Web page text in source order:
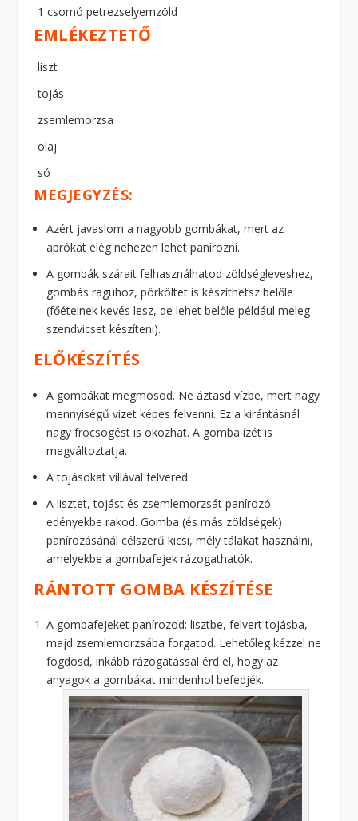
1 csomó petrezselyemzöld
EMLÉKEZTETŐ
liszt
tojás
zsemlemorzsa
olaj
só
MEGJEGYZÉS:
Azért javaslom a nagyobb gombákat, mert az
aprókat elég nehezen lehet panírozni.
A gombák szárait felhasználhatod zöldségleveshez,
gombás raguhoz, pörköltet is készíthetsz belőle
(főételnek kevés lesz, de lehet belőle például meleg
szendvicset készíteni).
ELŐKÉSZÍTÉS
A gombákat megmosod. Ne áztasd vízbe, mert nagy
mennyiségű vizet képes felvenni. Ez a kirántásnál
nagy fröcsögést is okozhat. A gomba ízét is
megváltoztatja.
A tojásokat villával felvered.
A lisztet, tojást és zsemlemorzsát panírozó
edényekbe rakod. Gomba (és más zöldségek)
panírozásánál célszerű kicsi, mély tálakat használni,
amelyekbe a gombafejek rázogathatók.
RÁNTOTT GOMBA KÉSZÍTÉSE
A gombafejeket panírozod: lisztbe, felvert tojásba,
majd zsemlemorzsába forgatod. Lehetőleg kézzel ne
fogdosd, inkább rázogatással érd el, hogy az
anyagok a gombákat mindenhol befedjék.